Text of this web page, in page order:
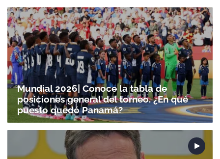
Mundial 2026| Conoce la tabla de
posiciones general del torneo. ¿En qué
puesto quedó Panamá?